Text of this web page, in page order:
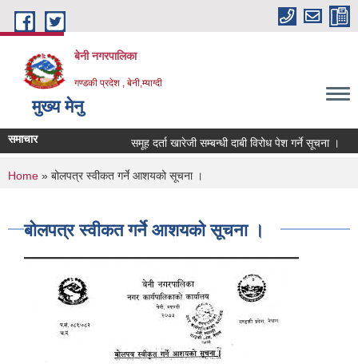
Skip to main content
बेनी नगरपालिका
गण्डकी प्रदेश , बेनी,म्याग्दी
मुख्य मेनु
समाचार समूह दर्ता खारेजी सम्बन्धी दाबी विरोध पेश गर्ने सूचना ।
You are here
Home » बोलपत्र स्वीकत गर्ने आशयको सूचना ।
बोलपत्र स्वीकत गर्ने आशयको सूचना ।